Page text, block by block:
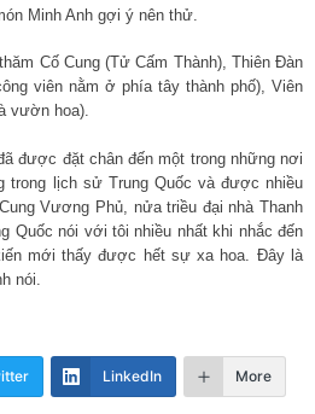
Minh Anh gợi ý nên thử.
Cố Cung (Tử Cấm Thành), Thiên Đàn
viên nằm ở phía tây thành phố), Viên
vườn hoa).
được đặt chân đến một trong những nơi
trong lịch sử Trung Quốc và được nhiều
Vương Phủ, nửa triều đại nhà Thanh
Quốc nói với tôi nhiều nhất khi nhắc đến
mới thấy được hết sự xa hoa. Đây là
nói.
LinkedIn More